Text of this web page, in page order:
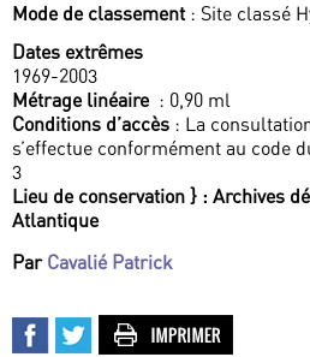
Mode de classement: Site classé
Dates extrêmes
1969-2003
Métrage linéaire : 0,90 ml
Conditions d’accès : La
s’effectue conformément au code
3
Lieu de conservation } : Archives
Atlantique
Par Cavalié Patrick